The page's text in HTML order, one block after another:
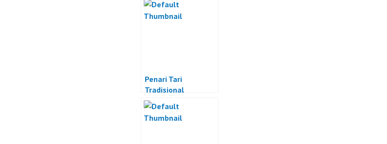
Penari Tari
Tradisional
Indonesia